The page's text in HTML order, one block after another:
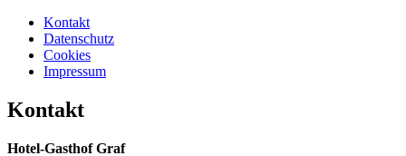
Kontakt
Datenschutz
Cookies
Impressum
Kontakt
Hotel-Gasthof Graf